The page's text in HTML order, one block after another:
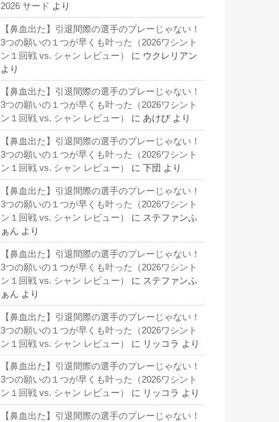
2026 サード より
【鼻血出た】引退間際の選手のプレーじゃない！
3つの願いの１つが早くも叶った（2026ワシント
ン１回戦 vs. シャン レビュー）
に ウクレリアン
より
【鼻血出た】引退間際の選手のプレーじゃない！
3つの願いの１つが早くも叶った（2026ワシント
ン１回戦 vs. シャン レビュー）
に あけび より
【鼻血出た】引退間際の選手のプレーじゃない！
3つの願いの１つが早くも叶った（2026ワシント
ン１回戦 vs. シャン レビュー）
に 下団 より
【鼻血出た】引退間際の選手のプレーじゃない！
3つの願いの１つが早くも叶った（2026ワシント
ン１回戦 vs. シャン レビュー）
に ステファンふ
ぁん より
【鼻血出た】引退間際の選手のプレーじゃない！
3つの願いの１つが早くも叶った（2026ワシント
ン１回戦 vs. シャン レビュー）
に ステファンふ
ぁん より
【鼻血出た】引退間際の選手のプレーじゃない！
3つの願いの１つが早くも叶った（2026ワシント
ン１回戦 vs. シャン レビュー）
に リッコラ より
【鼻血出た】引退間際の選手のプレーじゃない！
3つの願いの１つが早くも叶った（2026ワシント
ン１回戦 vs. シャン レビュー）
に リッコラ より
【鼻血出た】引退間際の選手のプレーじゃない！